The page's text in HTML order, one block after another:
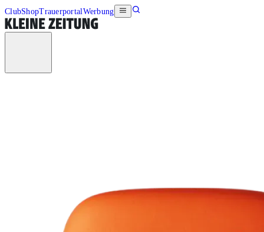
ClubShopTrauerportalWerbung